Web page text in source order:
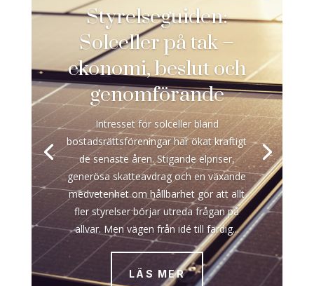
Styrelseguiden:
Solceller på tak –
ekonomi, beslut och
genomförande
Intresset för solceller bland
bostadsrättsföreningar har ökat kraftigt
de senaste åren. Stigande elpriser,
generösa skatteavdrag och en växande
medvetenhet om hållbarhet gör att allt
fler styrelser börjar utreda frågan på
allvar. Men vägen från idé till färdig...
LÄS MER